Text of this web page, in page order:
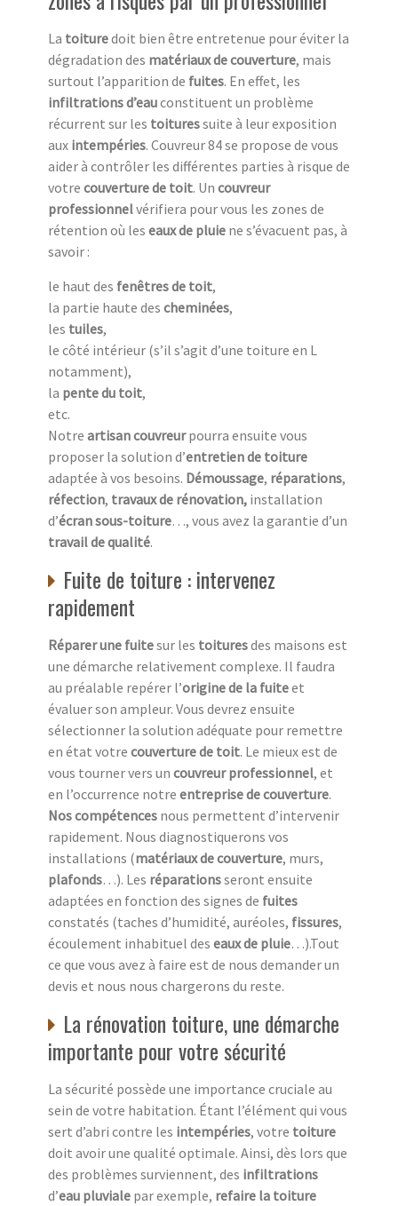
La toituredoit bien être entretenue pour éviter la
dégradation des matériaux de couverture, mais
surtout l’apparition de fuites. En effet, les
infiltrations d’eauconstituent un problème
récurrent sur les toituressuite à leur exposition
aux intempéries. Couvreur 84 se propose de vous
aider à contrôler les différentes parties à risque de
votre couverture de toit. Un couvreur
professionnelvérifiera pour vous les zones de
rétention où les eaux de pluie ne s’évacuent pas, à
savoir :
le haut des fenêtres de toit,
la partie haute des cheminées,
les tuiles,
le côté intérieur (s’il s’agit d’une toiture en L
notamment),
la pente du toit,
etc.
Notre artisan couvreurpourra ensuite vous
proposer la solution d’entretien de toiture
adaptée à vos besoins. Démoussage, réparations,
réfection, travaux de rénovation, installation
d’écran sous-toiture…, vous avez la garantie d’un
travail de qualité.
Fuite de toiture : intervenez
rapidement
Réparer une fuitesur les toituresdes maisons est
une démarche relativement complexe. Il faudra
au préalable repérer l’origine de la fuiteet
évaluer son ampleur. Vous devrez ensuite
sélectionner la solution adéquate pour remettre
en état votre couverture de toit. Le mieux est de
vous tourner vers un couvreur professionnel, et
en l’occurrence notre entreprise de couverture.
Nos compétences nous permettent d’intervenir
rapidement. Nous diagnostiquerons vos
installations (matériaux de couverture, murs,
plafonds…). Les réparationsseront ensuite
adaptées en fonction des signes de fuites
constatés (taches d’humidité, auréoles, fissures,
écoulement inhabituel des eaux de pluie…).Tout
ce que vous avez à faire est de nous demander un
devis et nous nous chargerons du reste.
La rénovation toiture, une démarche
importante pour votre sécurité
La sécurité possède une importance cruciale au
sein de votre habitation. Étant l’élément qui vous
sert d’abri contre les intempéries, votre toiture
doit avoir une qualité optimale. Ainsi, dès lors que
des problèmes surviennent, des infiltrations
d’eau pluviale par exemple, refaire la toiture